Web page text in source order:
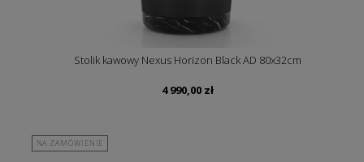
Stolik kawowy Nexus Horizon Black AD 80x32cm
4 990,00 zł
NA ZAMÓWIENIE